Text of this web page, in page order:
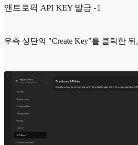
앤트로픽 API KEY 발급 -1
우측 상단의 "Create Key"를 클릭한 뒤,